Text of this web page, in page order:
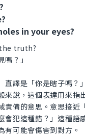
in your eyes?
truth?
嗎？」
直譯是「你是瞎子嗎？
來說，這個表達用來指
責備的意思。意思接近
會犯這種錯？」這種語
有可能會傷害到對方。